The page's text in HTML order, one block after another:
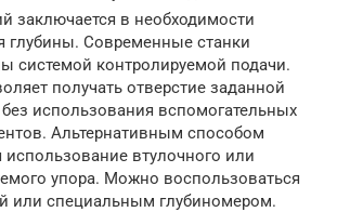
заключается в необходимости
глубины. Современные станки
системой контролируемой подачи.
получать отверстие заданной
использования вспомогательных
Альтернативным способом
использование втулочного или
упора. Можно воспользоваться
или специальным глубиномером.